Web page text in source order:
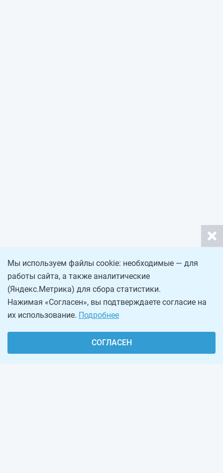
Мы используем файлы cookie: необходимые — для
работы сайта, а также аналитические
(Яндекс.Метрика) для сбора статистики.
Нажимая «Согласен», вы подтверждаете согласие на
их использование. Подробнее
СОГЛАСЕН